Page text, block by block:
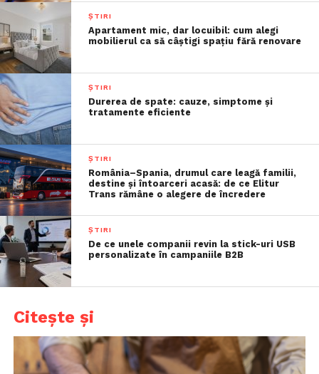
ȘTIRI
Apartament mic, dar locuibil: cum alegi
mobilierul ca să câștigi spațiu fără renovare
ȘTIRI
Durerea de spate: cauze, simptome și
tratamente eficiente
ȘTIRI
România–Spania, drumul care leagă familii,
destine și întoarceri acasă: de ce Elitur
Trans rămâne o alegere de încredere
ȘTIRI
De ce unele companii revin la stick-uri USB
personalizate în campaniile B2B
Citește și